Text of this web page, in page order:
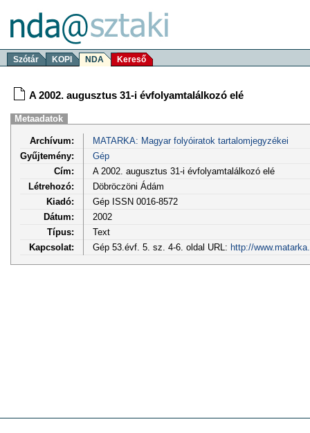
Szótár KOPI NDA Kereső
A 2002. augusztus 31-i évfolyamtalálkozó elé
Metaadatok
Archívum:
MATARKA: Magyar folyóiratok tartalomjegyzékei
Gyűjtemény:
Gép
Cím:
A 2002. augusztus 31-i évfolyamtalálkozó elé
Létrehozó:
Döbröczöni Ádám
Kiadó:
Gép ISSN 0016-8572
Dátum:
2002
Típus:
Text
Kapcsolat:
Gép 53.évf. 5. sz. 4-6. oldal URL: http://